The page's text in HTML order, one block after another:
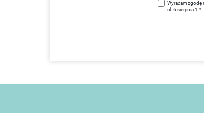
Wyrażam zgodę
ul. 6 sierpnia 1.*